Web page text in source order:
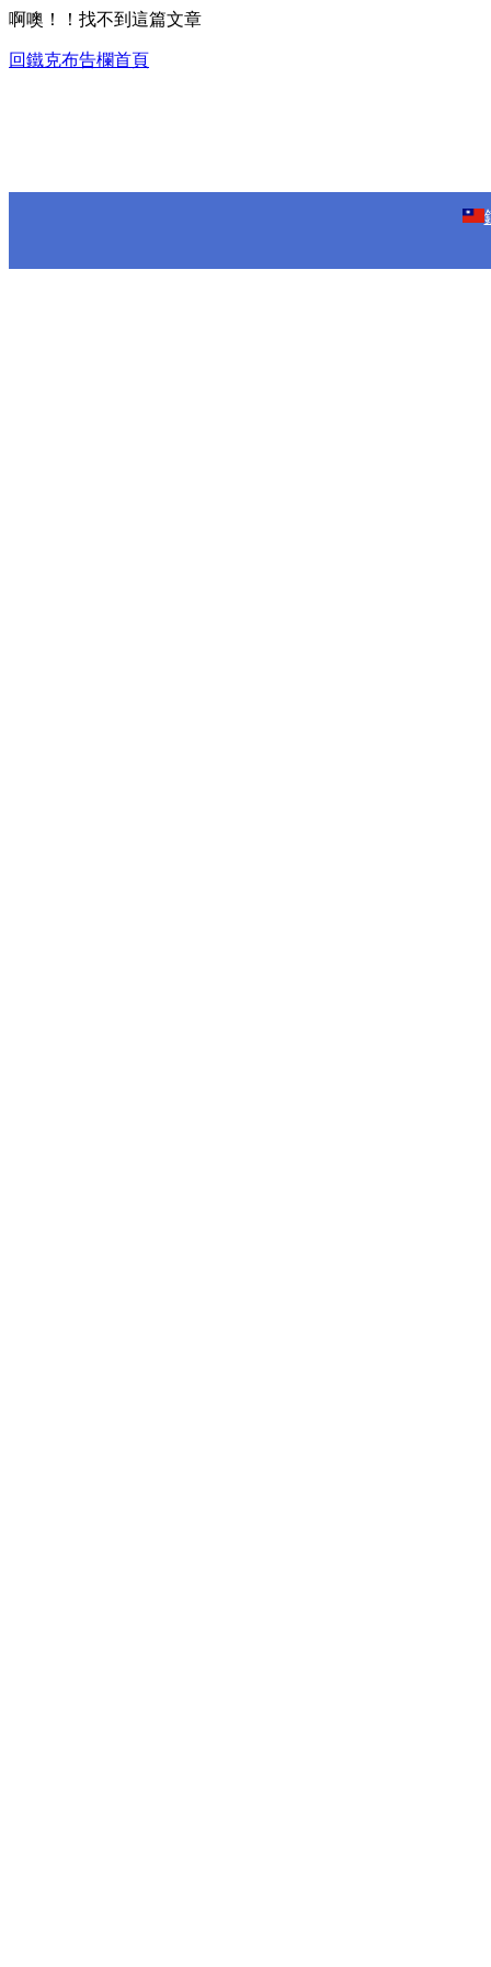
啊噢！！找不到這篇文章
回鐵克布告欄首頁